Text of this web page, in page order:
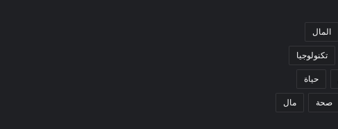
المال
تكنولوجيا
حياة
صحة مال